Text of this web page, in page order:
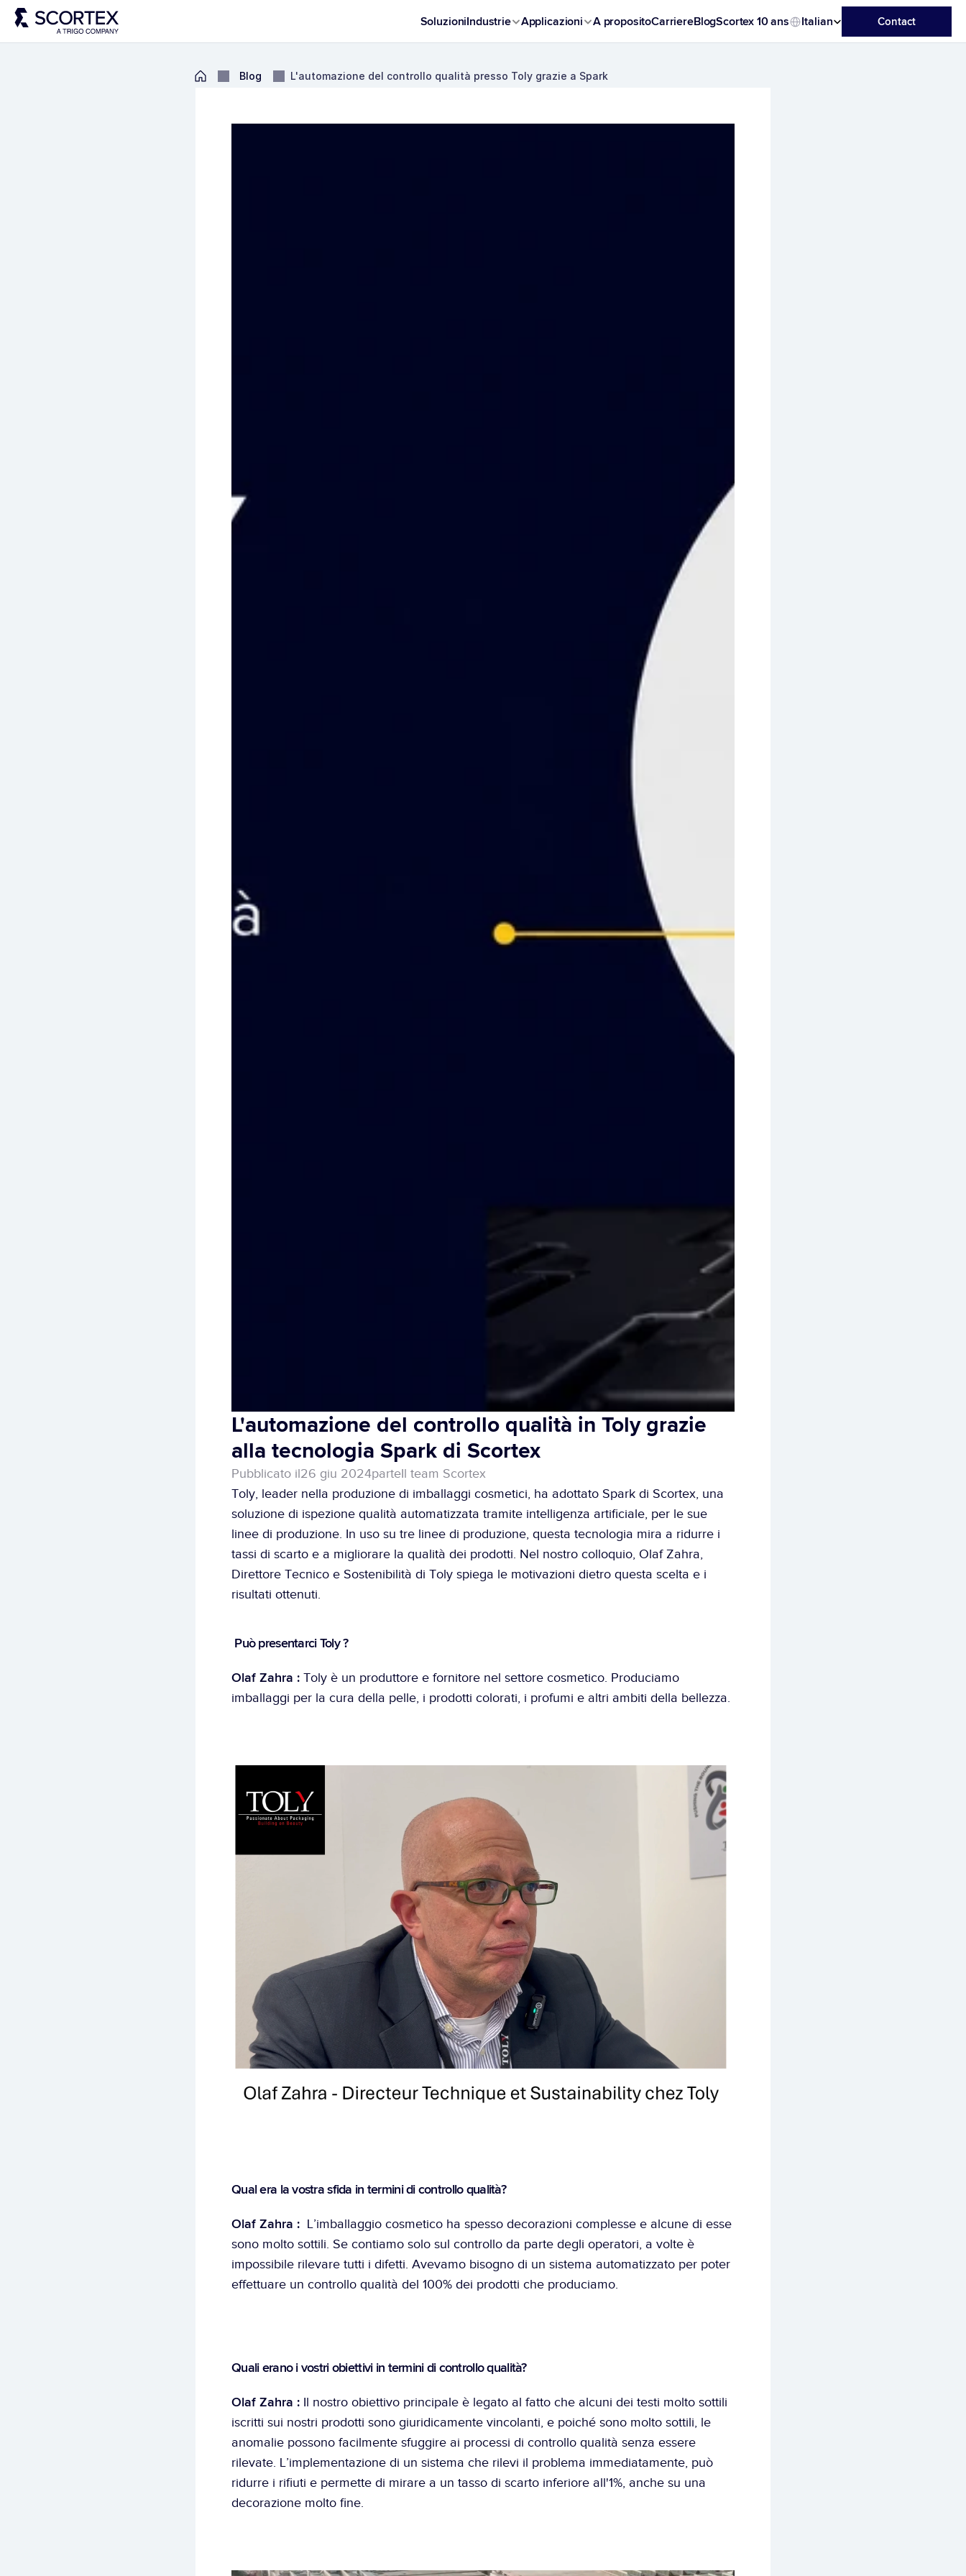
SoluzioniIndustrie Applicazioni A propositoCarriereBlogScortex 10 ans Select Language
Italian Contact
Blog L'automazione del controllo qualità presso Toly grazie a Spark
L'automazione del controllo qualità in Toly grazie
alla tecnologia Spark di Scortex
Pubblicato il26 giu 2024parteIl team Scortex
Toly, leader nella produzione di imballaggi cosmetici, ha adottato Spark di Scortex, una
soluzione di ispezione qualità automatizzata tramite intelligenza artificiale, per le sue
linee di produzione. In uso su tre linee di produzione, questa tecnologia mira a ridurre i
tassi di scarto e a migliorare la qualità dei prodotti. Nel nostro colloquio, Olaf Zahra,
Direttore Tecnico e Sostenibilità di Toly spiega le motivazioni dietro questa scelta e i
risultati ottenuti.
Può presentarci Toly ?
Olaf Zahra : Toly è un produttore e fornitore nel settore cosmetico. Produciamo
imballaggi per la cura della pelle, i prodotti colorati, i profumi e altri ambiti della bellezza.
Qual era la vostra sfida in termini di controllo qualità?
Olaf Zahra : L’imballaggio cosmetico ha spesso decorazioni complesse e alcune di esse
sono molto sottili. Se contiamo solo sul controllo da parte degli operatori, a volte è
impossibile rilevare tutti i difetti. Avevamo bisogno di un sistema automatizzato per poter
effettuare un controllo qualità del 100% dei prodotti che produciamo.
Quali erano i vostri obiettivi in termini di controllo qualità?
Olaf Zahra : Il nostro obiettivo principale è legato al fatto che alcuni dei testi molto sottili
iscritti sui nostri prodotti sono giuridicamente vincolanti, e poiché sono molto sottili, le
anomalie possono facilmente sfuggire ai processi di controllo qualità senza essere
rilevate. L’implementazione di un sistema che rilevi il problema immediatamente, può
ridurre i rifiuti e permette di mirare a un tasso di scarto inferiore all'1%, anche su una
decorazione molto fine.